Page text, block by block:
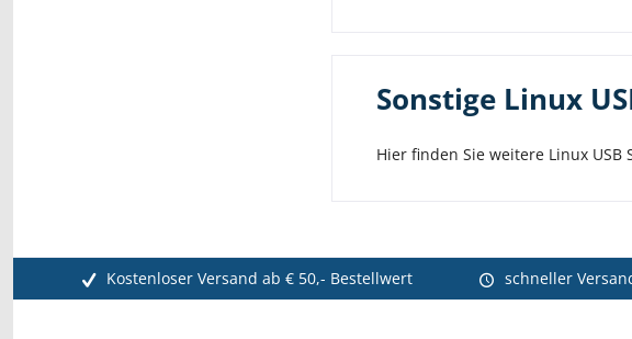
Sonstige Linux
Hier finden Sie weitere Linux USB
Kostenloser Versand ab € 50,- Bestellwert schneller